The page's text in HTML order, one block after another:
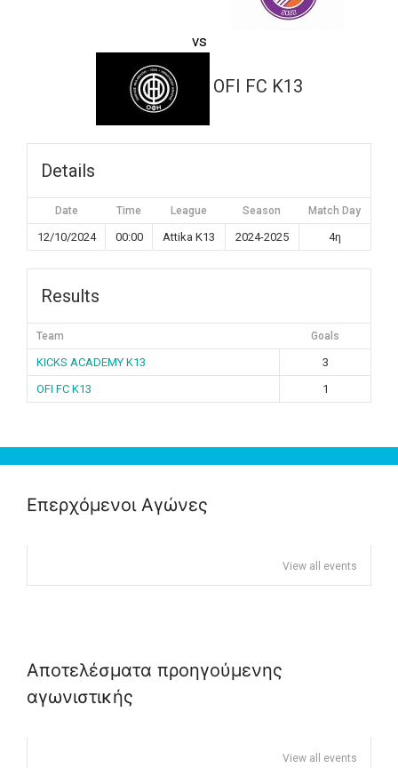
vs
OFI FC K13
Details
Date Time League Season Match Day
12/10/2024 00:00 Attika K13 2024-2025 4η
Results
Team Goals
KICKS ACADEMY K13
3
OFI FC K13
1
Επερχόμενοι Αγώνες
View all events
Αποτελέσματα προηγούμενης
αγωνιστικής
View all events